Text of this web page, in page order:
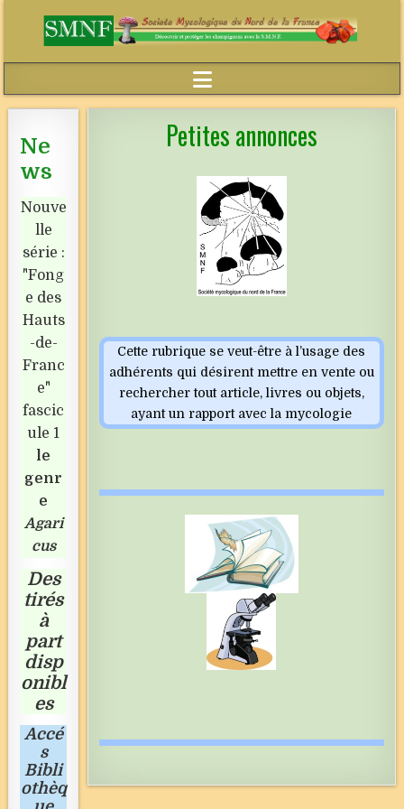
Petites annonces
Cette rubrique se veut-être à l’usage des
adhérents qui désirent mettre en vente ou
rechercher tout article, livres ou objets,
ayant un rapport avec la mycologie
Ne
ws
Nouve
lle
série :
"Fong
e des
Hauts
-de-
Franc
e"
fascic
ule 1
le
genr
e
Agari
cus
Des
tirés
à
part
disp
onibl
es
Accé
s
Bibli
othèq